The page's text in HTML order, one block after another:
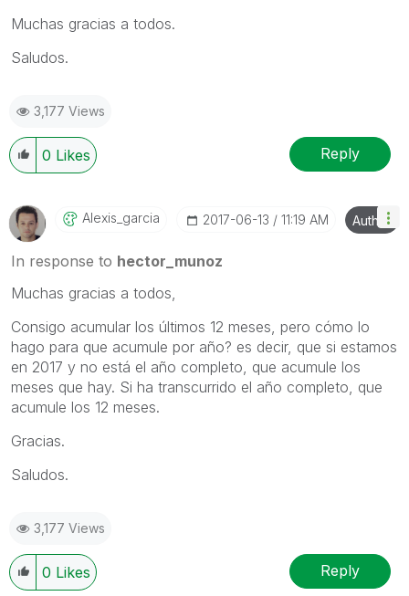
Muchas gracias a todos.
Saludos.
3,177 Views
0 Likes Reply
Alexis_garcia ‎2017-06-13 11:19 AM Author
In response to hector_munoz
Muchas gracias a todos,
Consigo acumular los últimos 12 meses, pero cómo lo
hago para que acumule por año? es decir, que si estamos
en 2017 y no está el año completo, que acumule los
meses que hay. Si ha transcurrido el año completo, que
acumule los 12 meses.
Gracias.
Saludos.
3,177 Views
0 Likes Reply